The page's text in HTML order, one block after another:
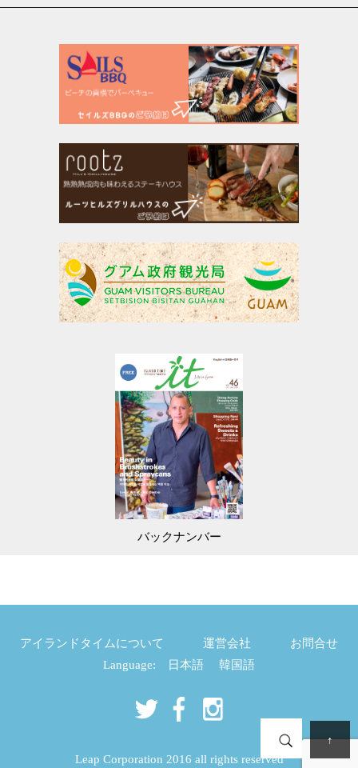
バックナンバー
アイランドタイムについて 運営会社
お問合せ
Language:
日本語 韓国語
Leap Corporation 2016 all rights reserved
↑